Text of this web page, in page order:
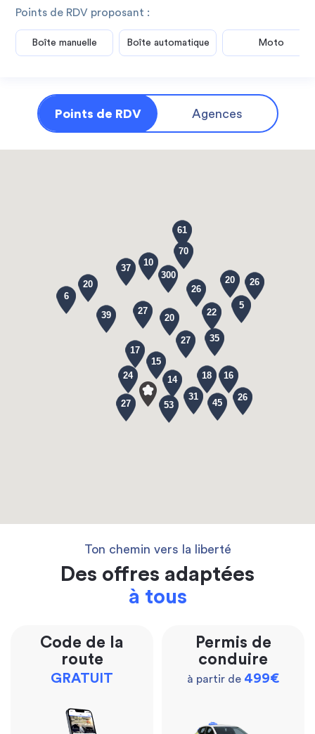
Points de RDV proposant :
Boîte manuelle Boîte automatique Moto
Points de RDV Agences
35
70
27
16
26
26
53
14
45
37
17
20
15
22
300
20
18
6
24
31
27
39
20
61
27
26
10
5
Ton chemin vers la liberté
Des offres adaptées
à tous
Code de la
route
GRATUIT
Permis de
conduire
à partir de 499€